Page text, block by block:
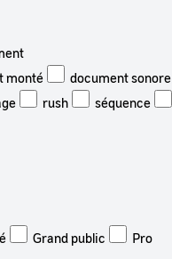
monté
document sonore
rush
séquence
Grand public Pro